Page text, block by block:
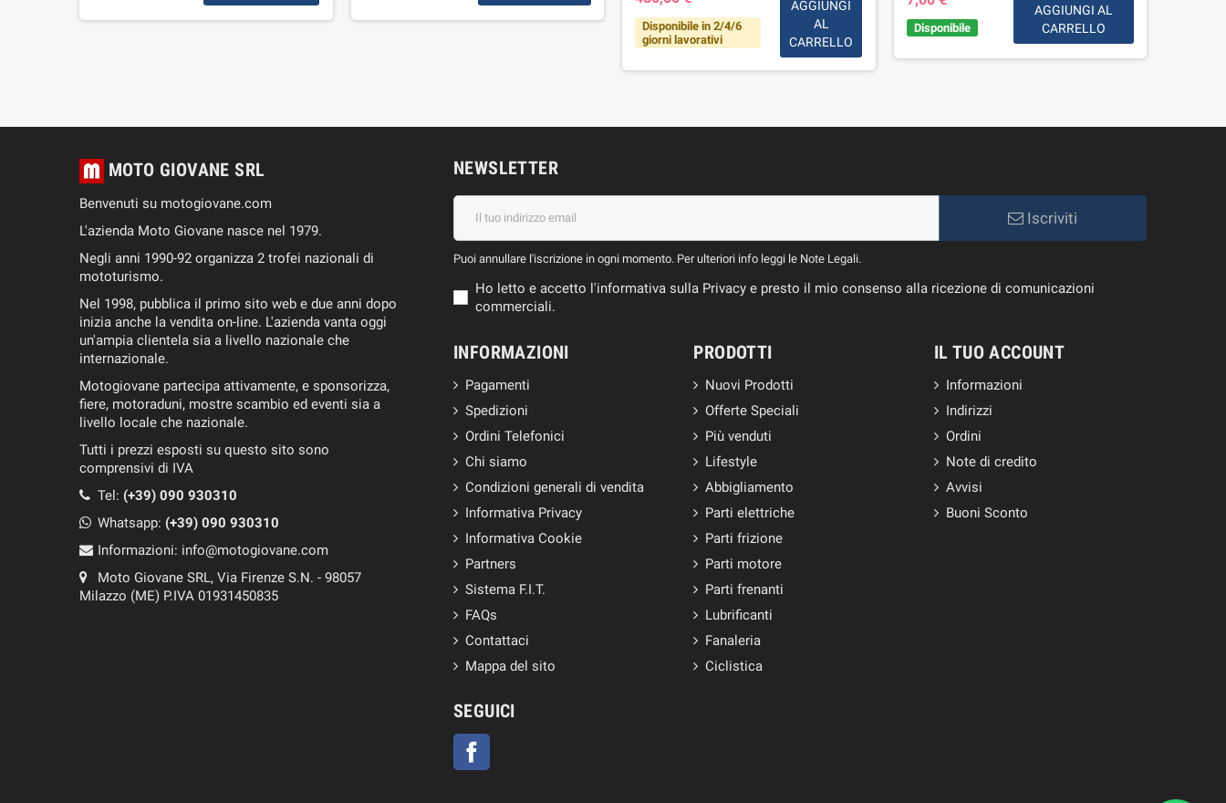
Disponibile in 2/4/6
giorni lavorativi
AGGIUNGI
AL
CARRELLO
Disponibile
AGGIUNGI AL
CARRELLO
MOTO GIOVANE SRL
Benvenuti su motogiovane.com
L'azienda Moto Giovane nasce nel 1979.
Negli anni 1990-92 organizza 2 trofei nazionali di
mototurismo.
Nel 1998, pubblica il primo sito web e due anni dopo
inizia anche la vendita on-line. L'azienda vanta oggi
un'ampia clientela sia a livello nazionale che
internazionale.
Motogiovane partecipa attivamente, e sponsorizza,
fiere, motoraduni, mostre scambio ed eventi sia a
livello locale che nazionale.
Tutti i prezzi esposti su questo sito sono
comprensivi di IVA
Tel: (+39) 090 930310
Whatsapp: (+39) 090 930310
Informazioni: info@motogiovane.com
Moto Giovane SRL, Via Firenze S.N. - 98057
Milazzo (ME) P.IVA 01931450835
NEWSLETTER
Iscriviti
Puoi annullare l'iscrizione in ogni momento. Per ulteriori info leggi le Note Legali.
Ho letto e accetto l'informativa sulla Privacy e presto il mio consenso alla ricezione di comunicazioni
commerciali.
INFORMAZIONI
Pagamenti
Spedizioni
Ordini Telefonici
Chi siamo
Condizioni generali di vendita
Informativa Privacy
Informativa Cookie
Partners
Sistema F.I.T.
FAQs
Contattaci
Mappa del sito
PRODOTTI
Nuovi Prodotti
Offerte Speciali
Più venduti
Lifestyle
Abbigliamento
Parti elettriche
Parti frizione
Parti motore
Parti frenanti
Lubrificanti
Fanaleria
Ciclistica
IL TUO ACCOUNT
Informazioni
Indirizzi
Ordini
Note di credito
Avvisi
Buoni Sconto
SEGUICI